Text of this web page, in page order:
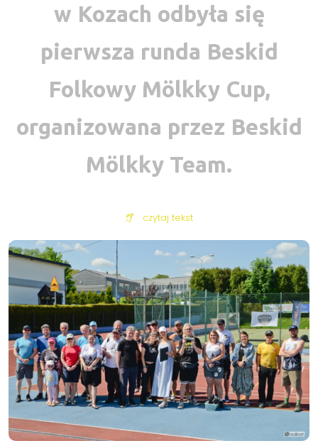
w Kozach odbyła się
pierwsza runda Beskid
Folkowy Mölkky Cup,
organizowana przez Beskid
Mölkky Team.
czytaj tekst